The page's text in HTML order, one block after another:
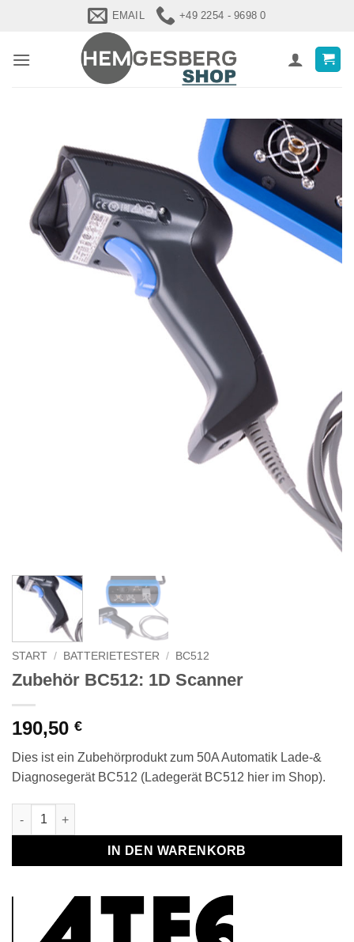
EMAIL +49 2254 - 9698 0
START / BATTERIETESTER / BC512
Zubehör BC512: 1D Scanner
190,50 €
Dies ist ein Zubehörprodukt zum 50A Automatik Lade-&
Diagnosegerät BC512 (Ladegerät BC512 hier im Shop).
Zubehör BC512: 1D Scanner Menge
IN DEN WARENKORB